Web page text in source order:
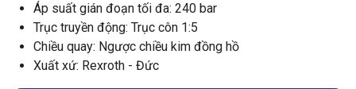
Áp suất gián đoạn tối đa: 240 bar
Trục truyền động: Trục côn 1:5
Chiều quay: Ngược chiều kim đồng hồ
Xuất xứ: Rexroth - Đức